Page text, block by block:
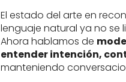
El estado del arte en
lenguaje natural ya no se
Ahora hablamos de
entender intención,
manteniendo